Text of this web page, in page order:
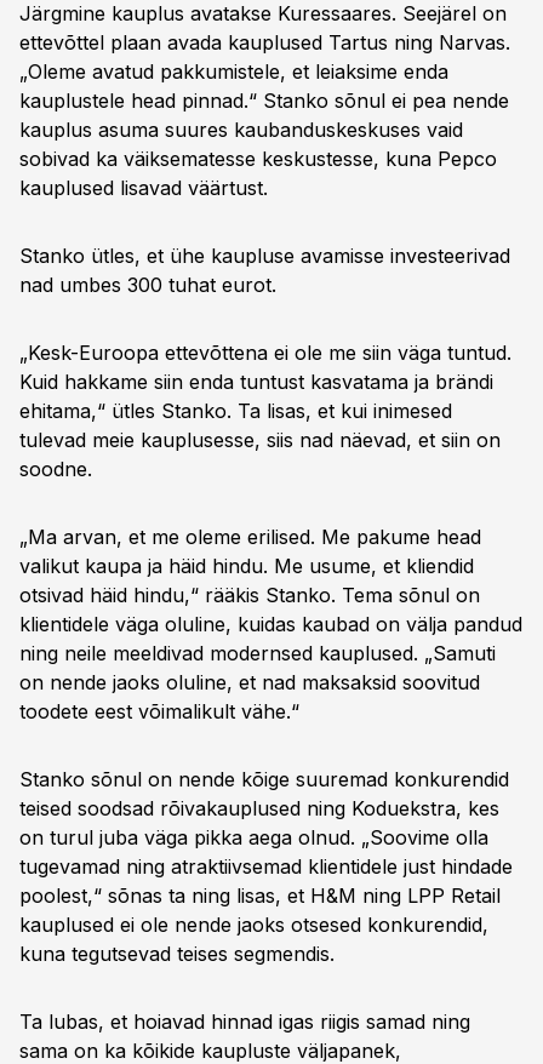
Järgmine kauplus avatakse Kuressaares. Seejärel on
ettevõttel plaan avada kauplused Tartus ning Narvas.
„Oleme avatud pakkumistele, et leiaksime enda
kauplustele head pinnad.“ Stanko sõnul ei pea nende
kauplus asuma suures kaubanduskeskuses vaid
sobivad ka väiksematesse keskustesse, kuna Pepco
kauplused lisavad väärtust.
Stanko ütles, et ühe kaupluse avamisse investeerivad
nad umbes 300 tuhat eurot.
„Kesk-Euroopa ettevõttena ei ole me siin väga tuntud.
Kuid hakkame siin enda tuntust kasvatama ja brändi
ehitama,“ ütles Stanko. Ta lisas, et kui inimesed
tulevad meie kauplusesse, siis nad näevad, et siin on
soodne.
„Ma arvan, et me oleme erilised. Me pakume head
valikut kaupa ja häid hindu. Me usume, et kliendid
otsivad häid hindu,“ rääkis Stanko. Tema sõnul on
klientidele väga oluline, kuidas kaubad on välja pandud
ning neile meeldivad modernsed kauplused. „Samuti
on nende jaoks oluline, et nad maksaksid soovitud
toodete eest võimalikult vähe.“
Stanko sõnul on nende kõige suuremad konkurendid
teised soodsad rõivakauplused ning Koduekstra, kes
on turul juba väga pikka aega olnud. „Soovime olla
tugevamad ning atraktiivsemad klientidele just hindade
poolest,“ sõnas ta ning lisas, et H&M ning LPP Retail
kauplused ei ole nende jaoks otsesed konkurendid,
kuna tegutsevad teises segmendis.
Ta lubas, et hoiavad hinnad igas riigis samad ning
sama on ka kõikide kaupluste väljapanek,